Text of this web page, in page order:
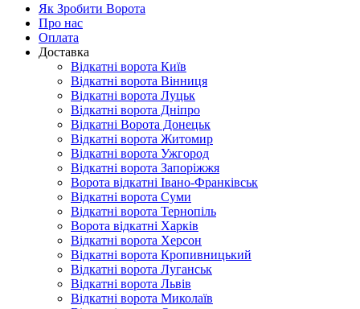
Як Зробити Ворота
Про нас
Оплата
Доставка
Відкатні ворота Київ
Відкатні ворота Вінниця
Відкатні ворота Луцьк
Відкатні ворота Дніпро
Відкатні Ворота Донецьк
Відкатні ворота Житомир
Відкатні ворота Ужгород
Відкатні ворота Запоріжжя
Ворота відкатні Івано-Франківськ
Відкатні ворота Суми
Відкатні ворота Тернопіль
Ворота відкатні Харків
Відкатні ворота Херсон
Відкатні ворота Кропивницький
Відкатні ворота Луганськ
Відкатні ворота Львів
Відкатні ворота Миколаїв